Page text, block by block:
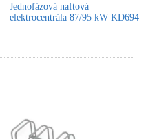
Jednofázová naftová
elektrocentrála 87/95 kW KD694